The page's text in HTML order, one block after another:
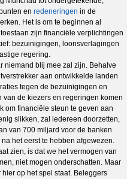
en redeneringen in de
Het is om te beginnen al
zijn financiële verplichtingen
bezuinigingen, loonsverlagingen
regering.
niemand blij mee zal zijn. Behalve
aan ontwikkelde landen
tegen de bezuinigingen en
de kiezers en regeringen komen
om financiële steun te geven aan
slikken, zal iedereen doorzetten,
van 700 miljard voor de banken
het eerst te hebben afgewezen.
zien, is dat we het vermogen van
niet mogen onderschatten. Maar
op het spel staat. Beleggers